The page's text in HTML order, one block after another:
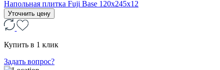
Напольная плитка Fuji Base 120x245x12
Уточнить цену
Купить в 1 клик
Задать вопрос?